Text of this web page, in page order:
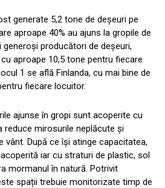
generate 5,2 tone de deșeuri pe
aproape 40% au ajuns la gropile de
producători de deșeuri,
aproape 10,5 tone pentru fiecare
1 se află Finlanda, cu mai bine de
fiecare locuitor.
ajunse în gropi sunt acoperite cu
reduce mirosurile neplăcute și
vânt. După ce își atinge capacitatea,
iar cu straturi de plastic, sol
mormanul în natură. Potrivit
spații trebuie monitorizate timp de